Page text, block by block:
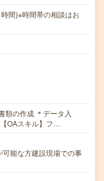
間)※時間帯の相談はお
類の作成 ＊データ入
OAスキル】フ…
能な方建設現場での事